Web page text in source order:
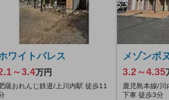
ワイトパレス
～3.4万円
肥薩おれんじ鉄道/上川内駅 徒歩11
メゾンボ
3.2～4.35
鹿児島本線/川
下車 徒歩3分